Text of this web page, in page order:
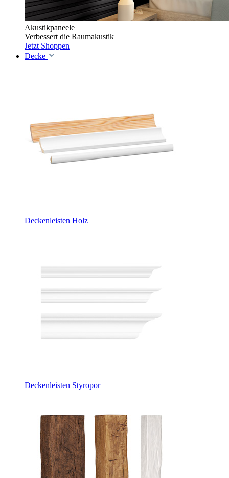
Akustikpaneele
Verbessert die Raumakustik
Jetzt Shoppen
Decke
Deckenleisten Holz
Deckenleisten Styropor